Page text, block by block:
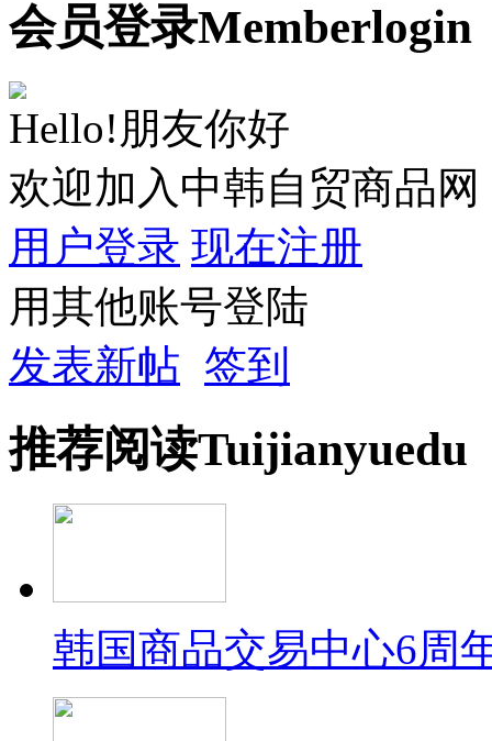
会员登录Memberlogin
Hello!朋友你好
欢迎加入中韩自贸商品网
用户登录 现在注册
用其他账号登陆
发表新帖 签到
推荐阅读Tuijianyuedu
韩国商品交易中心6周